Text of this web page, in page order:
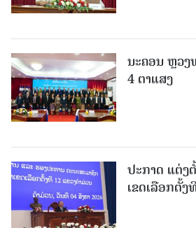
ນະຄອນ ຫຼວງ
4 ຕາແສງ
ປະກາດ ແຕ່ງ
ເຂດເລືອກຕັ້ງ